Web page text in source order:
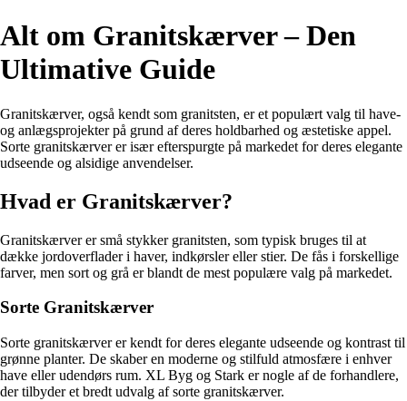
Alt om Granitskærver – Den
Ultimative Guide
Granitskærver, også kendt som granitsten, er et populært valg til have-
og anlægsprojekter på grund af deres holdbarhed og æstetiske appel.
Sorte granitskærver er især efterspurgte på markedet for deres elegante
udseende og alsidige anvendelser.
Hvad er Granitskærver?
Granitskærver er små stykker granitsten, som typisk bruges til at
dække jordoverflader i haver, indkørsler eller stier. De fås i forskellige
farver, men sort og grå er blandt de mest populære valg på markedet.
Sorte Granitskærver
Sorte granitskærver er kendt for deres elegante udseende og kontrast til
grønne planter. De skaber en moderne og stilfuld atmosfære i enhver
have eller udendørs rum. XL Byg og Stark er nogle af de forhandlere,
der tilbyder et bredt udvalg af sorte granitskærver.